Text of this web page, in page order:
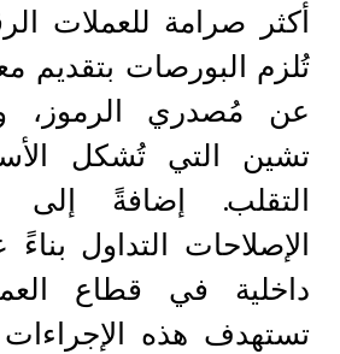
أكثر صرامة للعملات
تُلزم البورصات بتقديم
عن مُصدري الرموز،
تشين التي تُشكل
التقلب. إضافةً
الإصلاحات التداول
داخلية في قطاع
تستهدف هذه الإجراءات